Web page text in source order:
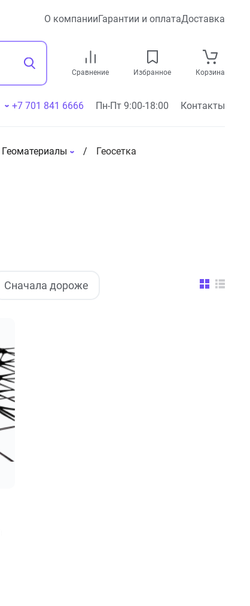
О компанииГарантии и оплатаДоставка
Сравнение Избранное Корзина
+7 701 841 6666 Пн-Пт 9:00-18:00 Контакты
Геоматериалы Геосетка
Сначала дороже